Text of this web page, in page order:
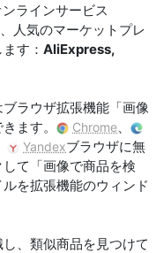
ラインサービス
人気のマーケットプレ
す： AliExpress,
ラウザ拡張機能「画像
ます。
Chrome、
Yandexブラウザに無
て「画像で商品を検
を拡張機能のウィンド
、類似商品を見つけて